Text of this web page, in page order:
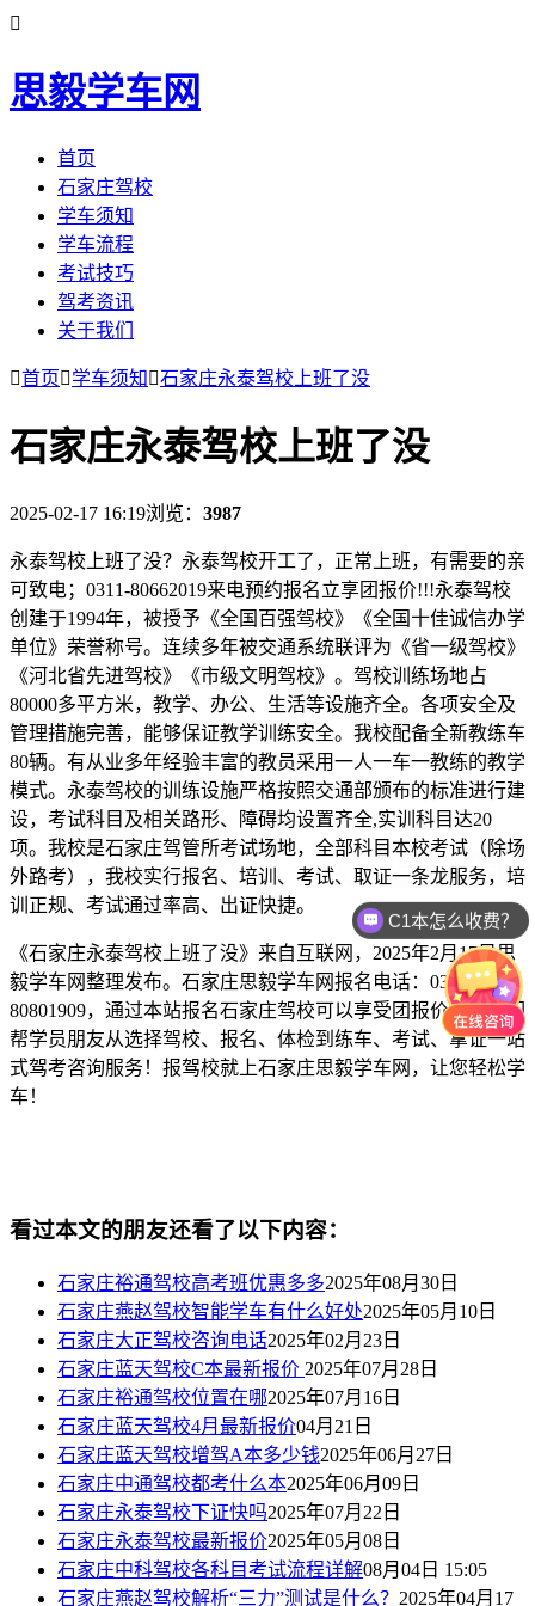

思毅学车网
首页
石家庄驾校
学车须知
学车流程
考试技巧
驾考资讯
关于我们
首页学车须知 石家庄永泰驾校上班了没
石家庄永泰驾校上班了没
2025-02-17 16:19浏览： 3987
永泰驾校上班了没？永泰驾校开工了，正常上班，有需要的亲
可致电；0311-80662019来电预约报名立享团报价!!!永泰驾校
创建于1994年，被授予《全国百强驾校》《全国十佳诚信办学
单位》荣誉称号。连续多年被交通系统联评为《省一级驾校》
《河北省先进驾校》《市级文明驾校》。驾校训练场地占
80000多平方米，教学、办公、生活等设施齐全。各项安全及
管理措施完善，能够保证教学训练安全。我校配备全新教练车
80辆。有从业多年经验丰富的教员采用一人一车一教练的教学
模式。永泰驾校的训练设施严格按照交通部颁布的标准进行建
设，考试科目及相关路形、障碍均设置齐全,实训科目达20
项。我校是石家庄驾管所考试场地，全部科目本校考试（除场
外路考），我校实行报名、培训、考试、取证一条龙服务，培
训正规、考试通过率高、出证快捷。
《石家庄永泰驾校上班了没》来自互联网，2025年2月17日思
毅学车网整理发布。石家庄思毅学车网报名电话：0311-
80801909，通过本站报名石家庄驾校可以享受团报价格，我们
帮学员朋友从选择驾校、报名、体检到练车、考试、拿证一站
式驾考咨询服务！报驾校就上石家庄思毅学车网，让您轻松学
车！
看过本文的朋友还看了以下内容：
石家庄裕通驾校高考班优惠多多2025年08月30日
石家庄燕赵驾校智能学车有什么好处2025年05月10日
石家庄大正驾校咨询电话2025年02月23日
石家庄蓝天驾校C本最新报价 2025年07月28日
石家庄裕通驾校位置在哪2025年07月16日
石家庄蓝天驾校4月最新报价04月21日
石家庄蓝天驾校增驾A本多少钱2025年06月27日
石家庄中通驾校都考什么本2025年06月09日
石家庄永泰驾校下证快吗2025年07月22日
石家庄永泰驾校最新报价2025年05月08日
石家庄中科驾校各科目考试流程详解08月04日 15:05
石家庄燕赵驾校解析“三力”测试是什么？ 2025年04月17
C1本怎么收费？
考试在什么地方？